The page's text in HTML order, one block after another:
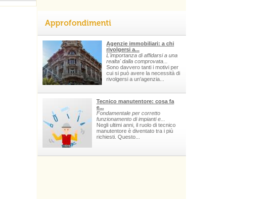
Approfondimenti
Agenzie immobiliari: a chi
rivolgersi a...
L'importanza di affidarsi a una
realta' dalla comprovata...
Sono davvero tanti i motivi per
cui si può avere la necessità di
rivolgersi a un'agenzia...
Tecnico manutentore: cosa fa
e...
Fondamentale per corretto
funzionamento di impianti e...
Negli ultimi anni, il ruolo di tecnico
manutentore è diventato tra i più
richiesti. Questo...